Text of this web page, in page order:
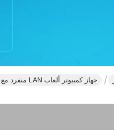
جهاز كمبيوتر ألعاب LAN منفرد مع Intel Core i7 13620H و GTX 1060 رسومات منفصلة 4GB